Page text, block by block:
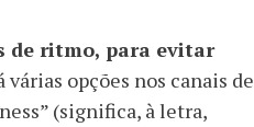
de ritmo, para evitar
várias opções nos canais de
(significa, à letra,